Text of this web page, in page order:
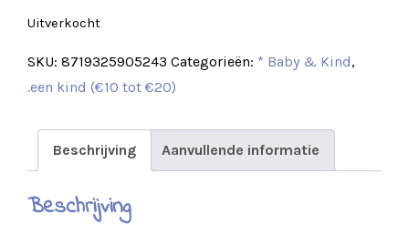
Uitverkocht
SKU: 8719325905243 Categorieën: * Baby & Kind,
.een kind (€10 tot €20)
Beschrijving Aanvullende informatie
Beschrijving